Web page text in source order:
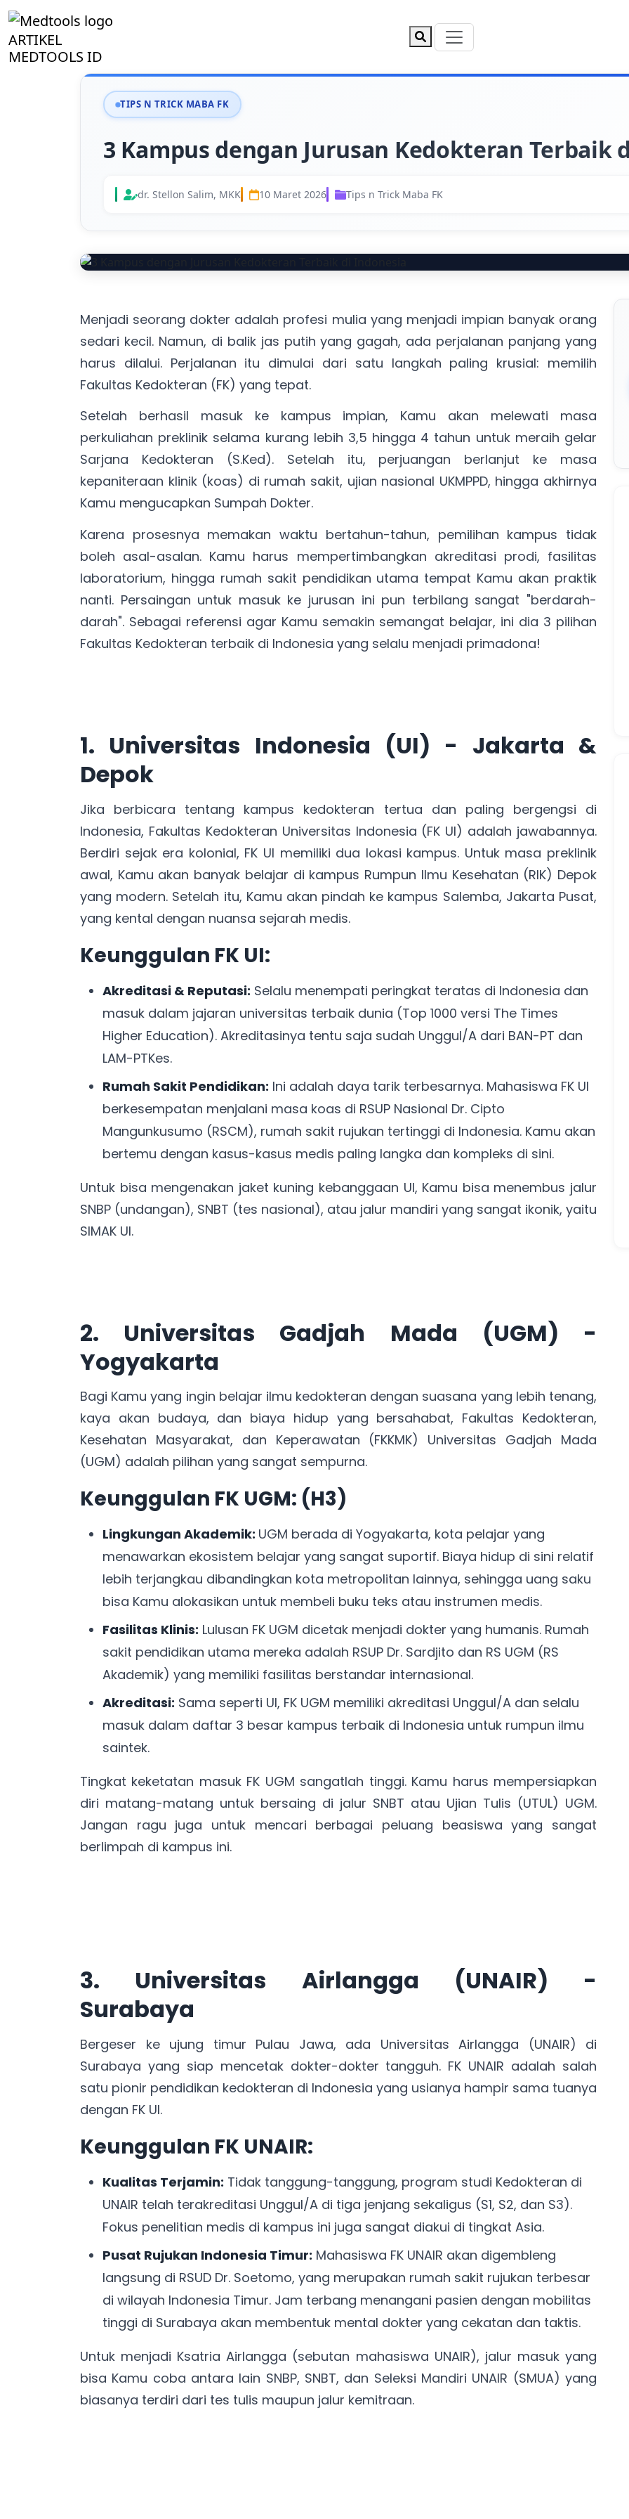
ARTIKEL
MEDTOOLS ID
TIPS N TRICK MABA FK
3 Kampus dengan Jurusan Kedokteran Terbaik
dr. Stellon Salim, MKK 10 Maret 2026 Tips n Trick Maba FK
Menjadi seorang dokter adalah profesi mulia yang menjadi impian banyak orang
sedari kecil. Namun, di balik jas putih yang gagah, ada perjalanan panjang yang
harus dilalui. Perjalanan itu dimulai dari satu langkah paling krusial: memilih
Fakultas Kedokteran (FK) yang tepat.
Setelah berhasil masuk ke kampus impian, Kamu akan melewati masa
perkuliahan preklinik selama kurang lebih 3,5 hingga 4 tahun untuk meraih gelar
Sarjana Kedokteran (S.Ked). Setelah itu, perjuangan berlanjut ke masa
kepaniteraan klinik (koas) di rumah sakit, ujian nasional UKMPPD, hingga akhirnya
Kamu mengucapkan Sumpah Dokter.
Karena prosesnya memakan waktu bertahun-tahun, pemilihan kampus tidak
boleh asal-asalan. Kamu harus mempertimbangkan akreditasi prodi, fasilitas
laboratorium, hingga rumah sakit pendidikan utama tempat Kamu akan praktik
nanti. Persaingan untuk masuk ke jurusan ini pun terbilang sangat "berdarah-
darah". Sebagai referensi agar Kamu semakin semangat belajar, ini dia 3 pilihan
Fakultas Kedokteran terbaik di Indonesia yang selalu menjadi primadona!
1. Universitas Indonesia (UI) - Jakarta &
Depok
Jika berbicara tentang kampus kedokteran tertua dan paling bergengsi di
Indonesia, Fakultas Kedokteran Universitas Indonesia (FK UI) adalah jawabannya.
Berdiri sejak era kolonial, FK UI memiliki dua lokasi kampus. Untuk masa preklinik
awal, Kamu akan banyak belajar di kampus Rumpun Ilmu Kesehatan (RIK) Depok
yang modern. Setelah itu, Kamu akan pindah ke kampus Salemba, Jakarta Pusat,
yang kental dengan nuansa sejarah medis.
Keunggulan FK UI:
Akreditasi & Reputasi: Selalu menempati peringkat teratas di Indonesia dan
masuk dalam jajaran universitas terbaik dunia (Top 1000 versi The Times
Higher Education). Akreditasinya tentu saja sudah Unggul/A dari BAN-PT dan
LAM-PTKes.
Rumah Sakit Pendidikan: Ini adalah daya tarik terbesarnya. Mahasiswa FK UI
berkesempatan menjalani masa koas di RSUP Nasional Dr. Cipto
Mangunkusumo (RSCM), rumah sakit rujukan tertinggi di Indonesia. Kamu akan
bertemu dengan kasus-kasus medis paling langka dan kompleks di sini.
Untuk bisa mengenakan jaket kuning kebanggaan UI, Kamu bisa menembus jalur
SNBP (undangan), SNBT (tes nasional), atau jalur mandiri yang sangat ikonik, yaitu
SIMAK UI.
2. Universitas Gadjah Mada (UGM) -
Yogyakarta
Bagi Kamu yang ingin belajar ilmu kedokteran dengan suasana yang lebih tenang,
kaya akan budaya, dan biaya hidup yang bersahabat, Fakultas Kedokteran,
Kesehatan Masyarakat, dan Keperawatan (FKKMK) Universitas Gadjah Mada
(UGM) adalah pilihan yang sangat sempurna.
Keunggulan FK UGM: (H3)
Lingkungan Akademik: UGM berada di Yogyakarta, kota pelajar yang
menawarkan ekosistem belajar yang sangat suportif. Biaya hidup di sini relatif
lebih terjangkau dibandingkan kota metropolitan lainnya, sehingga uang saku
bisa Kamu alokasikan untuk membeli buku teks atau instrumen medis.
Fasilitas Klinis: Lulusan FK UGM dicetak menjadi dokter yang humanis. Rumah
sakit pendidikan utama mereka adalah RSUP Dr. Sardjito dan RS UGM (RS
Akademik) yang memiliki fasilitas berstandar internasional.
Akreditasi: Sama seperti UI, FK UGM memiliki akreditasi Unggul/A dan selalu
masuk dalam daftar 3 besar kampus terbaik di Indonesia untuk rumpun ilmu
saintek.
Tingkat keketatan masuk FK UGM sangatlah tinggi. Kamu harus mempersiapkan
diri matang-matang untuk bersaing di jalur SNBT atau Ujian Tulis (UTUL) UGM.
Jangan ragu juga untuk mencari berbagai peluang beasiswa yang sangat
berlimpah di kampus ini.
3. Universitas Airlangga (UNAIR) -
Surabaya
Bergeser ke ujung timur Pulau Jawa, ada Universitas Airlangga (UNAIR) di
Surabaya yang siap mencetak dokter-dokter tangguh. FK UNAIR adalah salah
satu pionir pendidikan kedokteran di Indonesia yang usianya hampir sama tuanya
dengan FK UI.
Keunggulan FK UNAIR:
Kualitas Terjamin: Tidak tanggung-tanggung, program studi Kedokteran di
UNAIR telah terakreditasi Unggul/A di tiga jenjang sekaligus (S1, S2, dan S3).
Fokus penelitian medis di kampus ini juga sangat diakui di tingkat Asia.
Pusat Rujukan Indonesia Timur: Mahasiswa FK UNAIR akan digembleng
langsung di RSUD Dr. Soetomo, yang merupakan rumah sakit rujukan terbesar
di wilayah Indonesia Timur. Jam terbang menangani pasien dengan mobilitas
tinggi di Surabaya akan membentuk mental dokter yang cekatan dan taktis.
Untuk menjadi Ksatria Airlangga (sebutan mahasiswa UNAIR), jalur masuk yang
bisa Kamu coba antara lain SNBP, SNBT, dan Seleksi Mandiri UNAIR (SMUA) yang
biasanya terdiri dari tes tulis maupun jalur kemitraan.